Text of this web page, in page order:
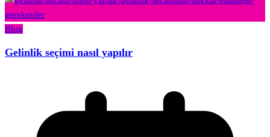
Blog
Gelinlik seçimi nasıl yapılır